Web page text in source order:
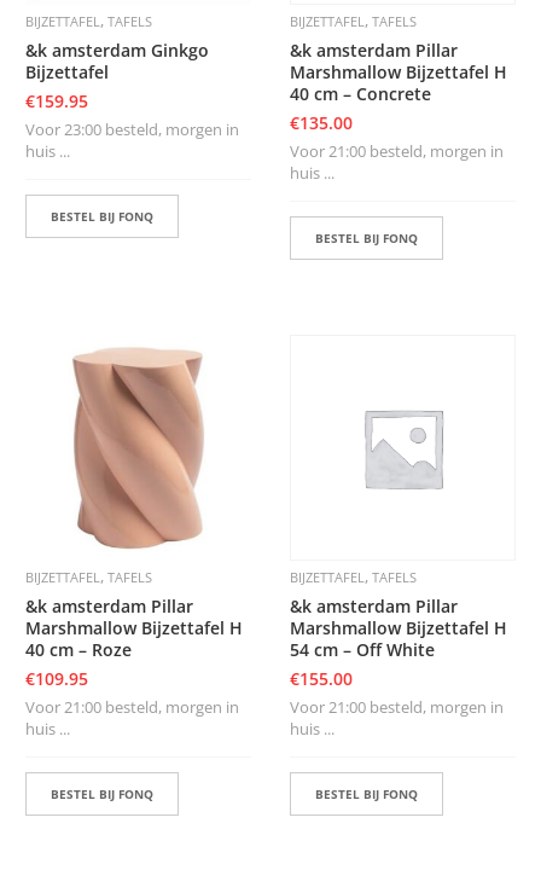
BIJZETTAFEL, TAFELS
&k amsterdam Ginkgo
Bijzettafel
€159.95
Voor 23:00 besteld, morgen in
huis ...
BESTEL BIJ FONQ
BIJZETTAFEL, TAFELS
&k amsterdam Pillar
Marshmallow Bijzettafel H
40 cm – Concrete
€135.00
Voor 21:00 besteld, morgen in
huis ...
BESTEL BIJ FONQ
BIJZETTAFEL, TAFELS
&k amsterdam Pillar
Marshmallow Bijzettafel H
40 cm – Roze
€109.95
Voor 21:00 besteld, morgen in
huis ...
BESTEL BIJ FONQ
BIJZETTAFEL, TAFELS
&k amsterdam Pillar
Marshmallow Bijzettafel H
54 cm – Off White
€155.00
Voor 21:00 besteld, morgen in
huis ...
BESTEL BIJ FONQ